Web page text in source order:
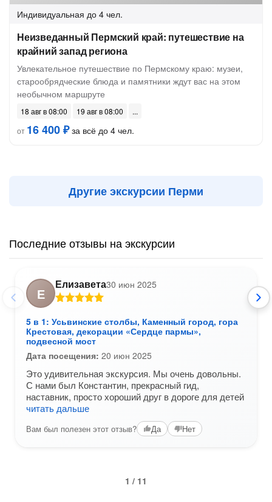
Индивидуальная до 4 чел.
Неизведанный Пермский край: путешествие на
крайний запад региона
Увлекательное путешествие по Пермскому краю: музеи,
старообрядческие блюда и памятники ждут вас на этом
необычном маршруте
18 авг в 08:00
19 авг в 08:00
от 16 400 ₽за всё до 4 чел.
Другие экскурсии Перми
Последние отзывы на экскурсии
Е
Елизавета30 июн 2025
5 в 1: Усьвинские столбы, Каменный город, гора
Крестовая, декорации «Сердце пармы»,
подвесной мост
Дата посещения: 20 июн 2025
Это удивительная экскурсия. Мы очень довольны.
С нами был Константин, прекрасный гид,
наставник, просто хороший друг в дороге для детей
читать дальше
Вам был полезен этот отзыв? Да Нет
1 / 11